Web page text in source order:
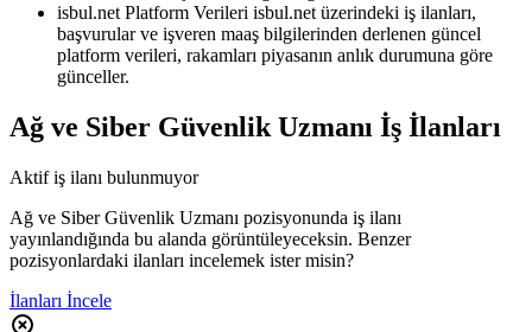
isbul.net Platform Verileri isbul.net üzerindeki iş ilanları,
başvurular ve işveren maaş bilgilerinden derlenen güncel
platform verileri, rakamları piyasanın anlık durumuna göre
günceller.
Ağ ve Siber Güvenlik Uzmanı İş İlanları
Aktif iş ilanı bulunmuyor
Ağ ve Siber Güvenlik Uzmanı pozisyonunda iş ilanı
yayınlandığında bu alanda görüntüleyeceksin. Benzer
pozisyonlardaki ilanları incelemek ister misin?
İlanları İncele